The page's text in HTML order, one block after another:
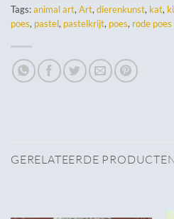
Tags:animal art, Art, dierenkunst, kat,
poes, pastel, pastelkrijt, poes, rode poes
GERELATEERDE